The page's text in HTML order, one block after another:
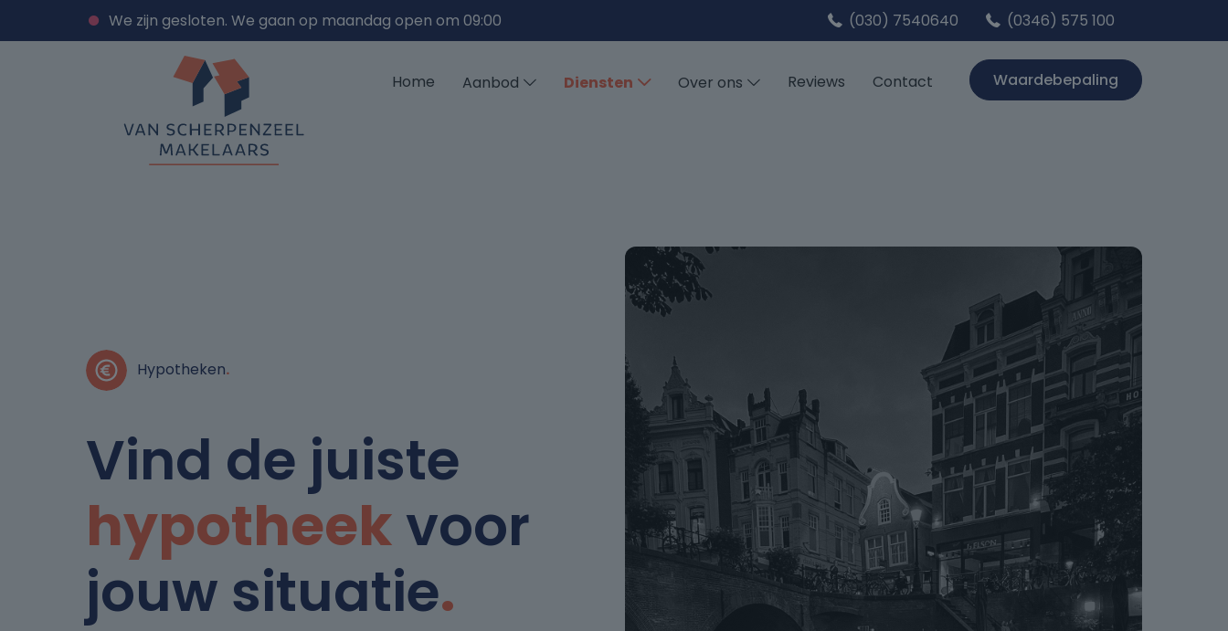
We zijn gesloten. We gaan op maandag open om 09:00 (030) 7540640 (0346) 575 100
Home Aanbod Diensten Over ons Reviews Contact Waardebepaling
Hypotheken.
Vind de juiste
hypotheekvoor
jouw situatie.